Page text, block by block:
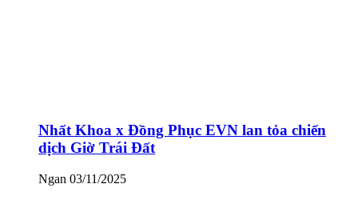
Nhất Khoa x Đồng Phục EVN lan tỏa chiến
dịch Giờ Trái Đất
Ngan 03/11/2025